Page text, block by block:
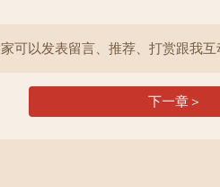
可以发表留言、推荐、打赏跟我互
下一章＞